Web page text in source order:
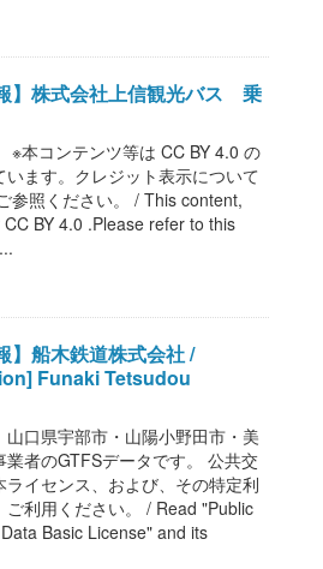
】株式会社上信観光バス 乗
※本コンテンツ等は CC BY 4.0 の
ます。クレジット表示について
参照ください。 / This content,
BY 4.0 .Please refer to this
】船木鉄道株式会社 /
Funaki Tetsudou
山口県宇部市・山陽小野田市・美
者のGTFSデータです。 公共交
イセンス、および、その特定利
ご利用ください。 / Read "Public
Basic License" and its